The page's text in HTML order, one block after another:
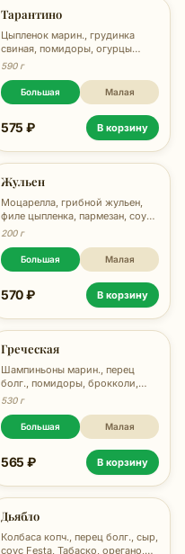
Тарантино
Цыпленок марин., грудинка
свиная, помидоры, огурцы
марин., брокколи, лук, сыр,
590 г
Большая Малая
575 ₽ В корзину
Жульен
Моцарелла, грибной жульен,
филе цыпленка, пармезан, соус
Феста, 450г
200 г
Большая Малая
570 ₽ В корзину
Греческая
Шампиньоны марин., перец
болг., помидоры, брокколи,
оливки, маслины, соус Festa,
530 г
Большая Малая
565 ₽ В корзину
Дьябло
Колбаса копч., перец болг., сыр,
соус Festa, Табаско, орегано,